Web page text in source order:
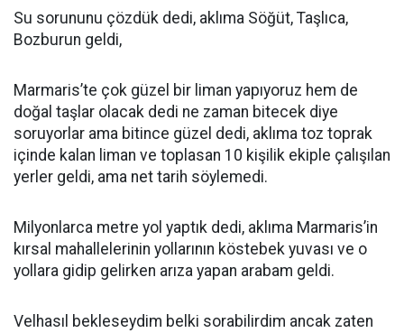
Su sorununu çözdük dedi, aklıma Söğüt, Taşlıca,
Bozburun geldi,
Marmaris’te çok güzel bir liman yapıyoruz hem de
doğal taşlar olacak dedi ne zaman bitecek diye
soruyorlar ama bitince güzel dedi, aklıma toz toprak
içinde kalan liman ve toplasan 10 kişilik ekiple çalışılan
yerler geldi, ama net tarih söylemedi.
Milyonlarca metre yol yaptık dedi, aklıma Marmaris’in
kırsal mahallelerinin yollarının köstebek yuvası ve o
yollara gidip gelirken arıza yapan arabam geldi.
Velhasıl bekleseydim belki sorabilirdim ancak zaten